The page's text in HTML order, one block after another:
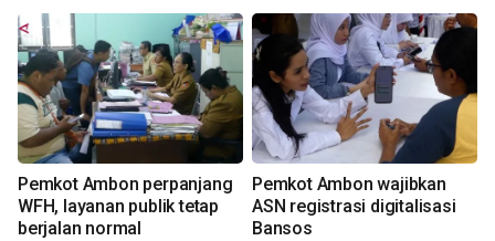
Pemkot Ambon perpanjang
WFH, layanan publik tetap
berjalan normal
Pemkot Ambon wajibkan
ASN registrasi digitalisasi
Bansos